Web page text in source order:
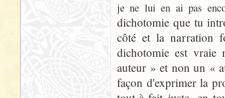
je ne lui en ai pas
dichotomie que tu
côté et la narration
dichotomie est vraie
auteur » et non un «
façon d'exprimer la